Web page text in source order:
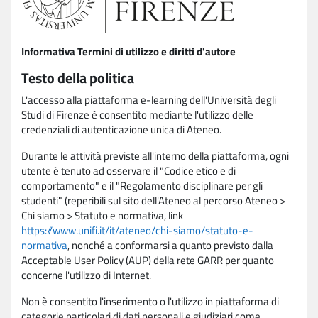
Informativa Termini di utilizzo e diritti d'autore
Testo della politica
L'accesso alla piattaforma e-learning dell'Università degli
Studi di Firenze è consentito mediante l'utilizzo delle
credenziali di autenticazione unica di Ateneo.
Durante le attività previste all'interno della piattaforma, ogni
utente è tenuto ad osservare il "Codice etico e di
comportamento" e il "Regolamento disciplinare per gli
studenti" (reperibili sul sito dell'Ateneo al percorso Ateneo >
Chi siamo > Statuto e normativa, link
https://www.unifi.it/it/ateneo/chi-siamo/statuto-e-
normativa, nonché a conformarsi a quanto previsto dalla
Acceptable User Policy (AUP) della rete GARR per quanto
concerne l'utilizzo di Internet.
Non è consentito l'inserimento o l'utilizzo in piattaforma di